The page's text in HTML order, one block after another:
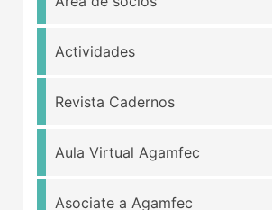
Actividades
Revista Cadernos
Aula Virtual Agamfec
Asociate a Agamfec